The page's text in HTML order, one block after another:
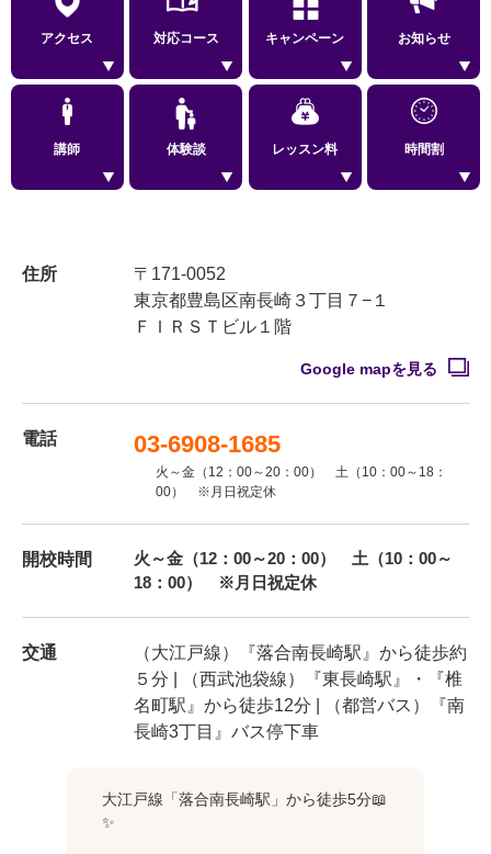
アクセス 対応コース キャンペーン お知らせ
講師 体験談 レッスン料 時間割
住所
〒171-0052
東京都豊島区南長崎３丁目７−１
ＦＩＲＳＴビル１階
Google mapを見る
電話 03-6908-1685
火～金（12：00～20：00） 土（10：00～18：
00） ※月日祝定休
開校時間
火～金（12：00～20：00） 土（10：00～
18：00） ※月日祝定休
交通
（大江戸線）『落合南長崎駅』から徒歩約
５分 | （西武池袋線）『東長崎駅』・『椎
名町駅』から徒歩12分 | （都営バス）『南
長崎3丁目』バス停下車
大江戸線「落合南長崎駅」から徒歩5分📖
✨